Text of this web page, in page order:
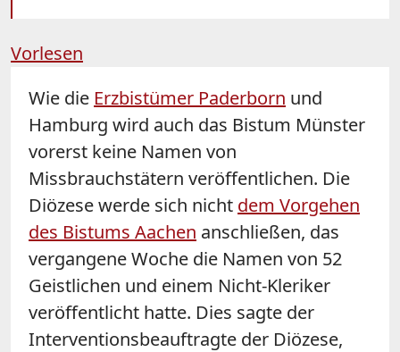
Vorlesen
Wie die Erzbistümer Paderborn und
Hamburg wird auch das Bistum Münster
vorerst keine Namen von
Missbrauchstätern veröffentlichen. Die
Diözese werde sich nicht dem Vorgehen
des Bistums Aachen anschließen, das
vergangene Woche die Namen von 52
Geistlichen und einem Nicht-Kleriker
veröffentlicht hatte. Dies sagte der
Interventionsbeauftragte der Diözese,